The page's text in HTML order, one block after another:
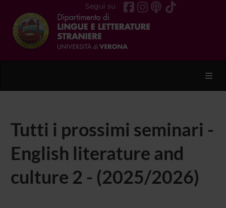
Segui su
Tutti i prossimi seminari -
English literature and
culture 2 - (2025/2026)